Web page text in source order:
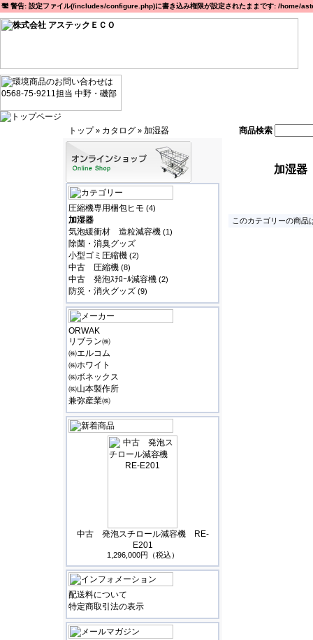
警告: 設定ファイル(/includes/configure.php)に書き込み権限が設定されたままです: /
トップ» カタログ » 加湿器 商品検索
圧縮機専用梱包ヒモ (4)
加湿器
気泡緩衝材 造粒減容機 (1)
除菌・消臭グッズ
小型ゴミ圧縮機 (2)
中古 圧縮機 (8)
中古 発泡ｽﾁﾛｰﾙ減容機 (2)
防災・消火グッズ (9)
ORWAK
リブラン㈱
㈱エルコム
㈱ホワイト
㈱ボネックス
㈱山本製作所
兼弥産業㈱
中古 発泡スチロール減容機 RE-
E201
1,296,000円（税込）
配送料について
特定商取引法の表示
加湿器
このカテゴリーの商品